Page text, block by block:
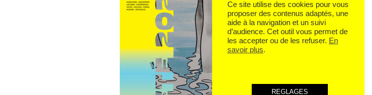
Ce site utilise des cookies pour vous
proposer des contenus adaptés, une
aide à la navigation et un suivi
d’audience. Cet outil vous permet de
les accepter ou de les refuser. En
savoir plus.
REGLAGES